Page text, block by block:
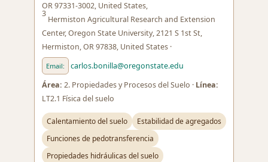
OR 97331-3002, United States,
3
Hermiston Agricultural Research and Extension
Center, Oregon State University, 2121 S 1st St,
Hermiston, OR 97838, United States ·
Email:
carlos.bonilla@oregonstate.edu
Área: 2. Propiedades y Procesos del Suelo · Línea:
LT2.1 Física del suelo
Calentamiento del suelo
Estabilidad de agregados
Funciones de pedotransferencia
Propiedades hidráulicas del suelo